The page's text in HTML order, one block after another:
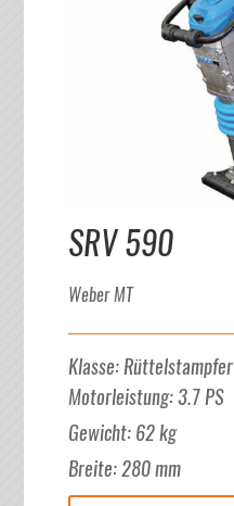
SRV 590
Weber MT
Klasse:Rüttelstampfer
Motorleistung:3.7PS
Gewicht: 62kg
Breite:280mm